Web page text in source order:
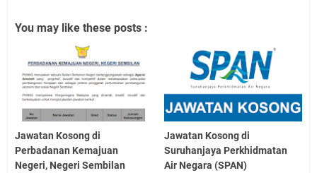
You may like these posts :
Jawatan Kosong di
Perbadanan Kemajuan
Negeri, Negeri Sembilan
Jawatan Kosong di
Suruhanjaya Perkhidmatan
Air Negara (SPAN)